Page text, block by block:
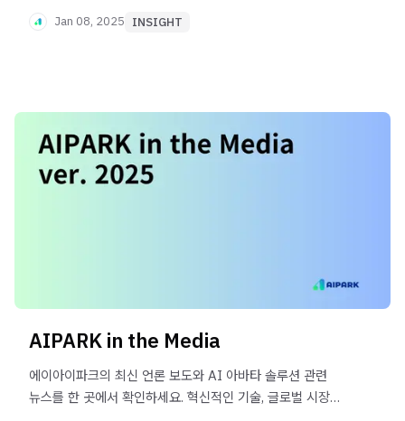
Jan 08, 2025 INSIGHT
AIPARK in the Media
에이아이파크의 최신 언론 보도와 AI 아바타 솔루션 관련
뉴스를 한 곳에서 확인하세요. 혁신적인 기술, 글로벌 시장